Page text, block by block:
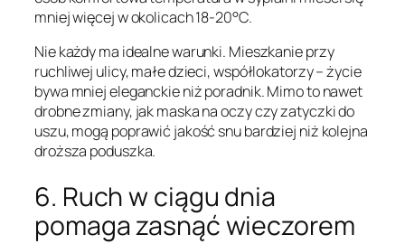
mniej więcej w okolicach 18-20°C.
Nie każdy ma idealne warunki. Mieszkanie przy
ruchliwej ulicy, małe dzieci, współlokatorzy – życie
bywa mniej eleganckie niż poradnik. Mimo to nawet
drobne zmiany, jak maska na oczy czy zatyczki do
uszu, mogą poprawić jakość snu bardziej niż kolejna
droższa poduszka.
6. Ruch w ciągu dnia
pomaga zasnąć wieczorem